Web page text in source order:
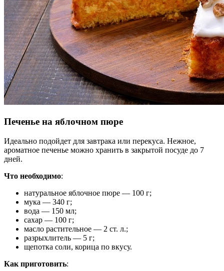
Печенье на яблочном пюре
Идеально подойдет для завтрака или перекуса. Нежное,
ароматное печенье можно хранить в закрытой посуде до 7
дней.
Что необходимо:
натуральное яблочное пюре — 100 г;
мука — 340 г;
вода — 150 мл;
сахар — 100 г;
масло растительное — 2 ст. л.;
разрыхлитель — 5 г;
щепотка соли, корица по вкусу.
Как приготовить: